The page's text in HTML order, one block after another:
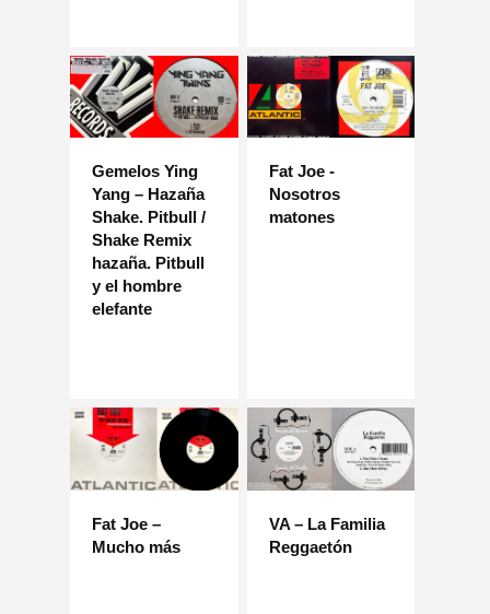
Gemelos Ying
Yang – Hazaña
Shake. Pitbull /
Shake Remix
hazaña. Pitbull
y el hombre
elefante
Fat Joe -
Nosotros
matones
Fat Joe –
Mucho más
VA – La Familia
Reggaetón